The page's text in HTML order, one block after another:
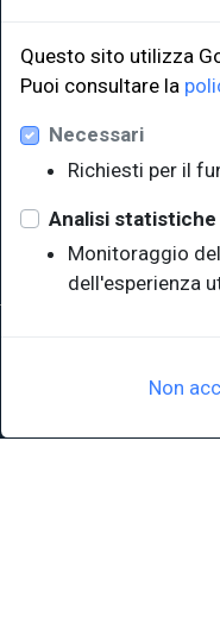
LINK ISTITUZIONALI
Università degli Studi di
Sistema Bibliotecario
EUT in cifre
P.IVA 00211830328 - C.F.
Questo sito utilizza
Puoi consultare la
Necessari
Richiesti per il
Analisi statistiche
Monitoraggio
dell'esperienza
Non